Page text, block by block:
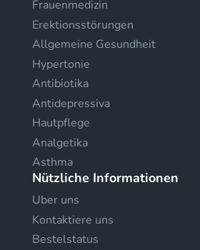
Frauenmedizin
Erektionsstörungen
Allgemeine Gesundheit
Hypertonie
Antibiotika
Antidepressiva
Hautpflege
Analgetika
Asthma
Nützliche Informationen
Uber uns
Kontaktiere uns
Bestelstatus